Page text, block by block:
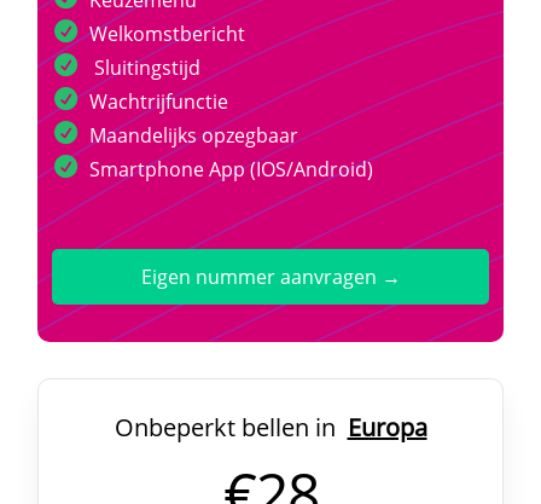
Welkomstbericht
Sluitingstijd
Wachtrijfunctie
Maandelijks opzegbaar
Smartphone App (IOS/Android)
Eigen nummer aanvragen →
Onbeperkt bellen in Europa